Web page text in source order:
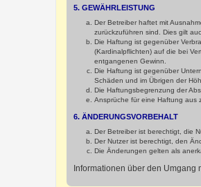
5. GEWÄHRLEISTUNG
Der Betreiber haftet mit
zurückzuführen sind. Dies gilt
Die Haftung ist gegenüber
(Kardinalpflichten) auf die bei
entgangenen Gewinn.
Die Haftung ist gegenüber
Schäden und im Übrigen der
Die Haftungsbegrenzung der
Ansprüche für eine Haftung aus
6. ÄNDERUNGSVORBEHALT
Der Betreiber ist berechtigt, die
Der Nutzer ist berechtigt, den
Die Änderungen gelten als
Informationen über den